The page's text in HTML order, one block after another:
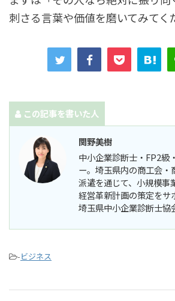
刺さる言葉や価値を磨いてみてく
この記事を書いた人
関野美樹
中小企業診断士・FP2級
ー。埼玉県内の商工会・
派遣を通じて、小規模事
経営革新計画の策定をサ
埼玉県中小企業診断士協
-ビジネス